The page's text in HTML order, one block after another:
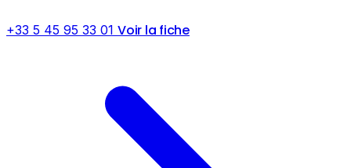
+33 5 45 95 33 01 Voir la fiche